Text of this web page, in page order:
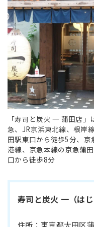
「寿司と炭火 一 蒲田店」
急、JR京浜東北線、根岸
田駅東口から徒歩5分、京
港線、京急本線の京急蒲
口から徒歩8分
寿司と炭火 一（は
住所：東京都大田区